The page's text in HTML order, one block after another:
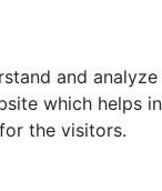
and analyze
which helps in
the visitors.